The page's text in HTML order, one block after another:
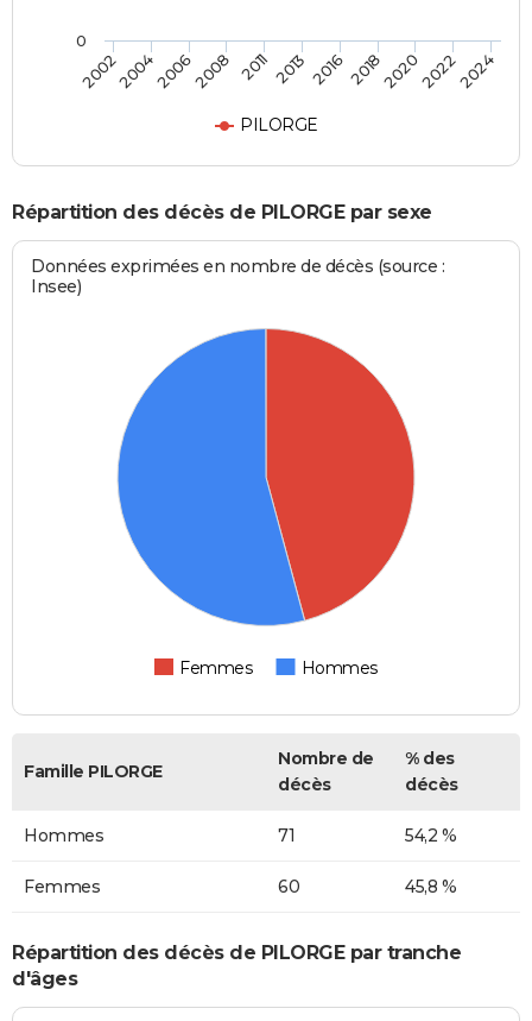
PILORGE
2002200420062008 2011 2013 20162018202020222024
0
Répartition des décès de PILORGE par sexe
Données exprimées en nombre de décès (source :
Insee)
Femmes Hommes
Famille PILORGE
Nombre de
décès
% des
décès
Hommes 71 54,2 %
Femmes 60 45,8 %
Répartition des décès de PILORGE par tranche
d'âges